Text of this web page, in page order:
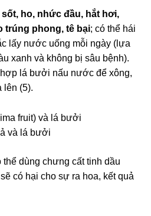
sốt, ho, nhức đầu, hắt hơi,
trúng phong, tê bại; có thể hái
lấy nước uống mỗi ngày (lựa
xanh và không bị sâu bệnh).
lá bưởi nấu nước để xông,
lên (5).
và lá bưởi
dùng chưng cất tinh dầu
có hại cho sự ra hoa, kết quả